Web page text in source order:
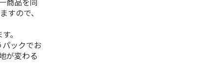
すので、
。
ックでお
が変わる